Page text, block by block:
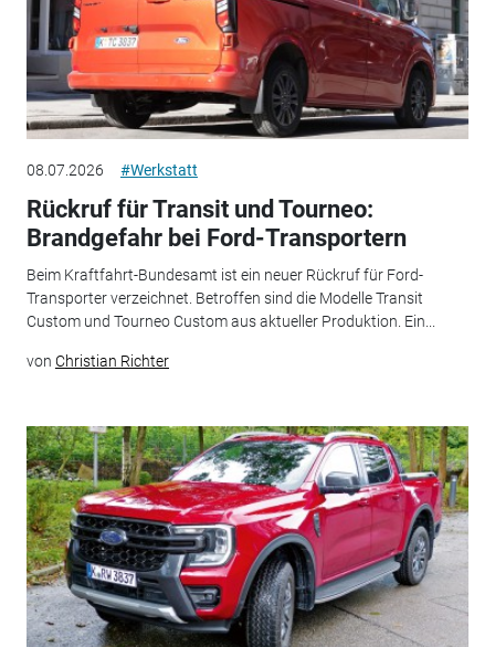
08.07.2026 #Werkstatt
Rückruf für Transit und Tourneo:
Brandgefahr bei Ford-Transportern
Beim Kraftfahrt-Bundesamt ist ein neuer Rückruf für Ford-
Transporter verzeichnet. Betroffen sind die Modelle Transit
Custom und Tourneo Custom aus aktueller Produktion. Ein...
von Christian Richter